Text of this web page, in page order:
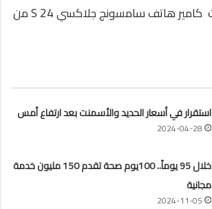
نذكر لكم مواصفات كامير هاتف سامسونج جلاكسي S 24 من
استقرار في أسعار الحديد والأسمنت بعد ارتفاع أمس
2024-04-28
خلال 95 يوماً.. 100يوم صحة تقدم 150 مليون خدمة
مجانية
2024-11-05